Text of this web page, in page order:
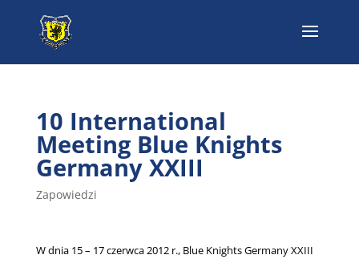
10 International
Meeting Blue Knights
Germany XXIII
Zapowiedzi
W dnia 15 – 17 czerwca 2012 r., Blue Knights Germany XXIII